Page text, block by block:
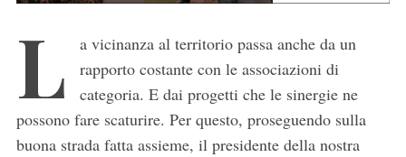
L
a vicinanza al territorio passa anche da un
rapporto costante con le associazioni di
categoria. E dai progetti che le sinergie ne
possono fare scaturire. Per questo, proseguendo sulla
buona strada fatta assieme, il presidente della nostra